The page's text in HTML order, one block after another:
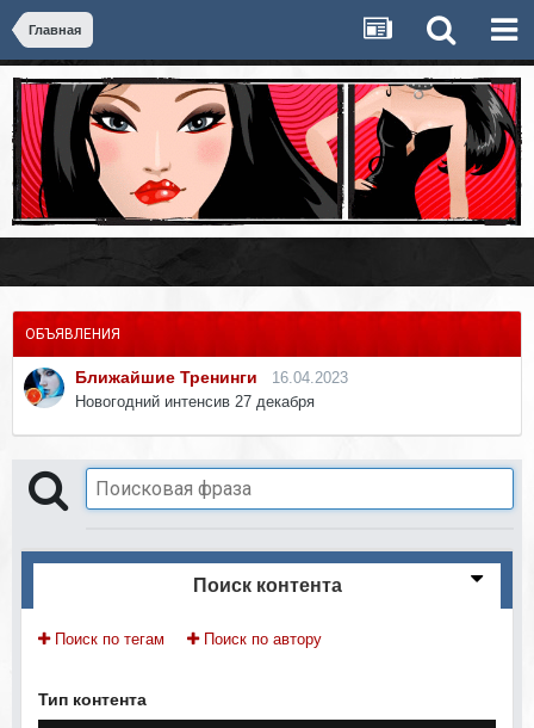
Главная
ОБЪЯВЛЕНИЯ
Ближайшие Тренинги
16.04.2023
Новогодний интенсив 27 декабря
Поиск контента
Поиск по тегам Поиск по автору
Тип контента